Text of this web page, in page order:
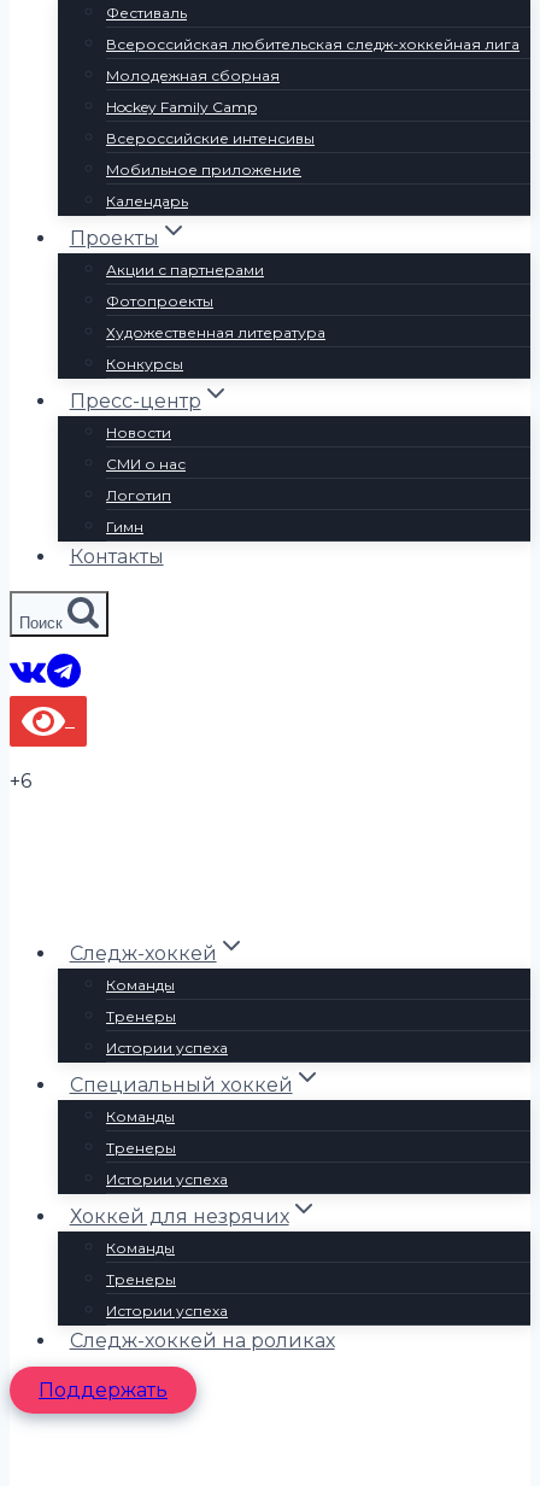
Фестиваль
Всероссийская любительская следж-хоккейная лига
Молодежная сборная
Hockey Family Camp
Всероссийские интенсивы
Мобильное приложение
Календарь
Проекты
Акции с партнерами
Фотопроекты
Художественная литература
Конкурсы
Пресс-центр
Новости
СМИ о нас
Логотип
Гимн
Контакты
Поиск
+6
Следж-хоккей
Команды
Тренеры
Истории успеха
Специальный хоккей
Команды
Тренеры
Истории успеха
Хоккей для незрячих
Команды
Тренеры
Истории успеха
Следж-хоккей на роликах
Поддержать